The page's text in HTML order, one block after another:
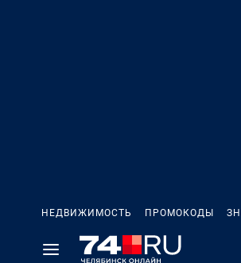
НЕДВИЖИМОСТЬ ПРОМОКОДЫ